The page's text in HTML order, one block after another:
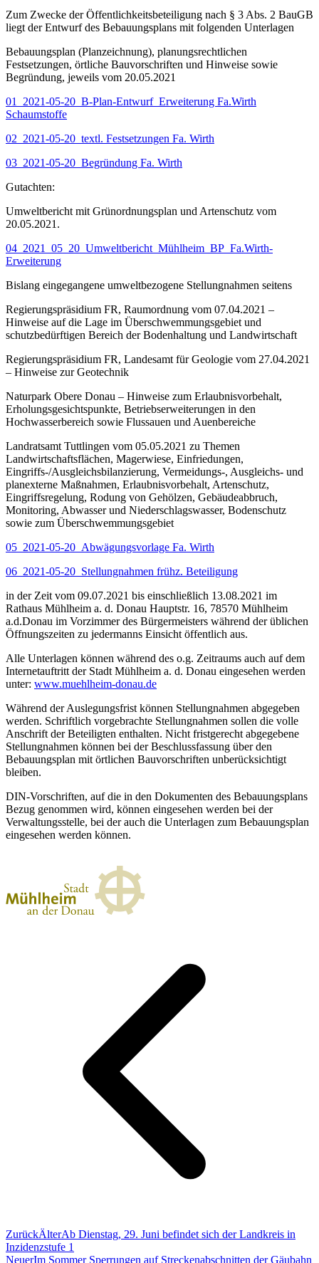
Zum Zwecke der Öffentlichkeitsbeteiligung nach § 3 Abs. 2 BauGB
liegt der Entwurf des Bebauungsplans mit folgenden Unterlagen
Bebauungsplan (Planzeichnung), planungsrechtlichen
Festsetzungen, örtliche Bauvorschriften und Hinweise sowie
Begründung, jeweils vom 20.05.2021
01_2021-05-20_B-Plan-Entwurf_Erweiterung Fa.Wirth
Schaumstoffe
02_2021-05-20_textl. Festsetzungen Fa. Wirth
03_2021-05-20_Begründung Fa. Wirth
Gutachten:
Umweltbericht mit Grünordnungsplan und Artenschutz vom
20.05.2021.
04_2021_05_20_Umweltbericht_Mühlheim_BP_Fa.Wirth-
Erweiterung
Bislang eingegangene umweltbezogene Stellungnahmen seitens
Regierungspräsidium FR, Raumordnung vom 07.04.2021 –
Hinweise auf die Lage im Überschwemmungsgebiet und
schutzbedürftigen Bereich der Bodenhaltung und Landwirtschaft
Regierungspräsidium FR, Landesamt für Geologie vom 27.04.2021
– Hinweise zur Geotechnik
Naturpark Obere Donau – Hinweise zum Erlaubnisvorbehalt,
Erholungsgesichtspunkte, Betriebserweiterungen in den
Hochwasserbereich sowie Flussauen und Auenbereiche
Landratsamt Tuttlingen vom 05.05.2021 zu Themen
Landwirtschaftsflächen, Magerwiese, Einfriedungen,
Eingriffs-/Ausgleichsbilanzierung, Vermeidungs-, Ausgleichs- und
planexterne Maßnahmen, Erlaubnisvorbehalt, Artenschutz,
Eingriffsregelung, Rodung von Gehölzen, Gebäudeabbruch,
Monitoring, Abwasser und Niederschlagswasser, Bodenschutz
sowie zum Überschwemmungsgebiet
05_2021-05-20_Abwägungsvorlage Fa. Wirth
06_2021-05-20_Stellungnahmen frühz. Beteiligung
in der Zeit vom 09.07.2021 bis einschließlich 13.08.2021 im
Rathaus Mühlheim a. d. Donau Hauptstr. 16, 78570 Mühlheim
a.d.Donau im Vorzimmer des Bürgermeisters während der üblichen
Öffnungszeiten zu jedermanns Einsicht öffentlich aus.
Alle Unterlagen können während des o.g. Zeitraums auch auf dem
Internetauftritt der Stadt Mühlheim a. d. Donau eingesehen werden
unter: www.muehlheim-donau.de
Während der Auslegungsfrist können Stellungnahmen abgegeben
werden. Schriftlich vorgebrachte Stellungnahmen sollen die volle
Anschrift der Beteiligten enthalten. Nicht fristgerecht abgegebene
Stellungnahmen können bei der Beschlussfassung über den
Bebauungsplan mit örtlichen Bauvorschriften unberücksichtigt
bleiben.
DIN-Vorschriften, auf die in den Dokumenten des Bebauungsplans
Bezug genommen wird, können eingesehen werden bei der
Verwaltungsstelle, bei der auch die Unterlagen zum Bebauungsplan
eingesehen werden können.
ZurückÄlterAb Dienstag, 29. Juni befindet sich der Landkreis in
Inzidenzstufe 1
NeuerIm Sommer Sperrungen auf Streckenabschnitten der Gäubahn